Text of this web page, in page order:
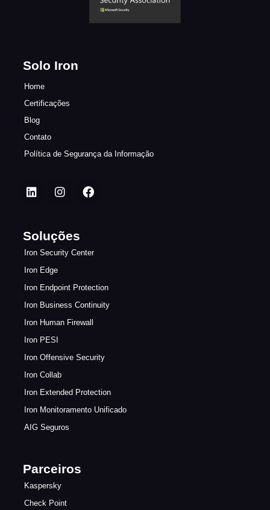
Solo Iron
Home
Certificações
Blog
Contato
Política de Segurança da Informação
Soluções
Iron Security Center
Iron Edge
Iron Endpoint Protection
Iron Business Continuity
Iron Human Firewall
Iron PESI
Iron Offensive Security
Iron Collab
Iron Extended Protection
Iron Monitoramento Unificado
AIG Seguros
Parceiros
Kaspersky
Check Point